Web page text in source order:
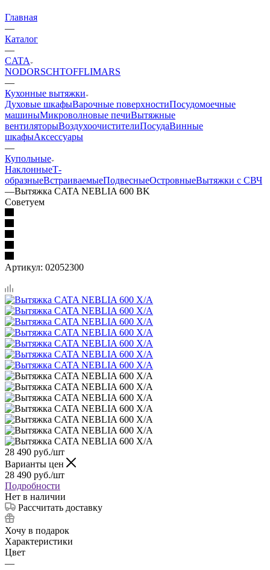
Главная
—
Каталог
—
CATA
NODORSCHTOFFLIMARS
—
Кухонные вытяжки
Духовые шкафыВарочные поверхностиПосудомоечные
машиныМикроволновые печиВытяжные
вентиляторыВоздухоочистителиПосудаВинные
шкафыАксессуары
—
Купольные
НаклонныеТ-
образныеВстраиваемыеПодвесныеОстровныеВытяжки с СВЧ
—Вытяжка CATA NEBLIA 600 BK
Советуем
Артикул: 02052300
28 490 руб./шт
Варианты цен
28 490 руб./шт
Подробности
Нет в наличии
Рассчитать доставку
Хочу в подарок
Характеристики
Цвет
—